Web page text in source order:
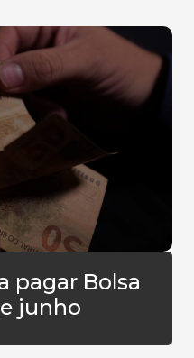
pagar Bolsa
junho